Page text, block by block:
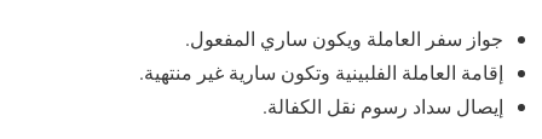
جواز سفر العاملة ويكون ساري المفعول.
إقامة العاملة الفلبينية وتكون سارية غير منتهية.
إيصال سداد رسوم نقل الكفالة.